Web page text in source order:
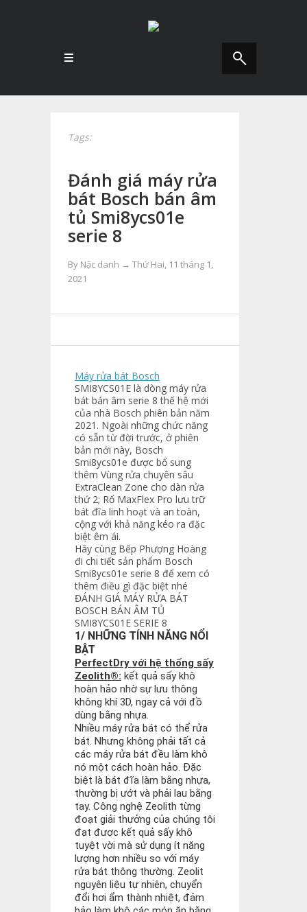
Tags:
Đánh giá máy rửa
bát Bosch bán âm
tủ Smi8ycs01e
serie 8
By Nặc danh → Thứ Hai, 11 tháng 1,
2021
Máy rửa bát Bosch
SMI8YCS01E là dòng máy rửa
bát bán âm serie 8 thế hệ mới
của nhà Bosch phiên bản năm
2021. Ngoài những chức năng
có sẵn từ đời trước, ở phiên
bản mới này, Bosch
Smi8ycs01e được bổ sung
thêm Vùng rửa chuyên sâu
ExtraClean Zone cho dàn rửa
thứ 2; Rổ MaxFlex Pro lưu trữ
bát đĩa linh hoạt và an toàn,
cộng với khả năng kéo ra đặc
biệt êm ái.
Hãy cùng Bếp Phượng Hoàng
đi chi tiết sản phẩm Bosch
Smi8ycs01e serie 8 để xem có
thêm điều gì đặc biệt nhé
ĐÁNH GIÁ MÁY RỬA BÁT
BOSCH BÁN ÂM TỦ
SMI8YCS01E SERIE 8
1/ NHỮNG TÍNH NĂNG NỔI
BẬT
PerfectDry với hệ thống sấy
Zeolith®: kết quả sấy khô
hoàn hảo nhờ sự lưu thông
không khí 3D, ngay cả với đồ
dùng bằng nhựa.
Nhiều máy rửa bát có thể rửa
bát. Nhưng không phải tất cả
các máy rửa bát đều làm khô
nó một cách hoàn hảo. Đặc
biệt là bát đĩa làm bằng nhựa,
thường bị ướt và phải lau bằng
tay. Công nghệ Zeolith từng
đoạt giải thưởng của chúng tôi
đạt được kết quả sấy khô
tuyệt vời mà sử dụng ít năng
lượng hơn nhiều so với máy
rửa bát thông thường. Zeolit ​​
nguyên liệu tự nhiên, chuyển
đổi hơi ẩm thành nhiệt, đảm